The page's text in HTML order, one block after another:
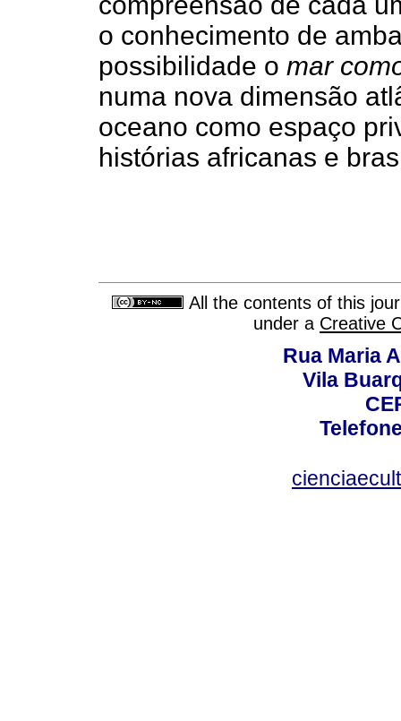
o conhecimento de
possibilidade o mar
numa nova dimensão
oceano como espaço
histórias africanas e
All the contents of this
under a Creative
Rua Maria
Vila